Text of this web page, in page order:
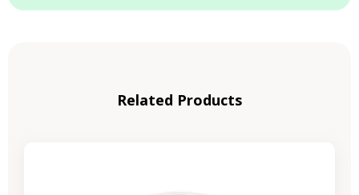
Related Products